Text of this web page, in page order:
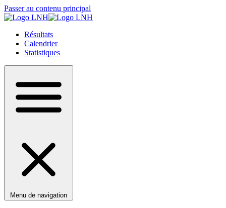
Passer au contenu principal
Résultats
Calendrier
Statistiques
Menu de navigation